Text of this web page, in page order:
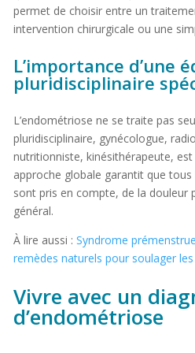
permet de choisir entre un
intervention chirurgicale ou une
L’importance d’une
pluridisciplinaire
L’endométriose ne se traite pas
pluridisciplinaire, gynécologue,
nutritionniste, kinésithérapeute,
approche globale garantit que
sont pris en compte, de la douleur
général.
À lire aussi : Syndrome
remèdes naturels pour soulager
Vivre avec un
d’endométriose